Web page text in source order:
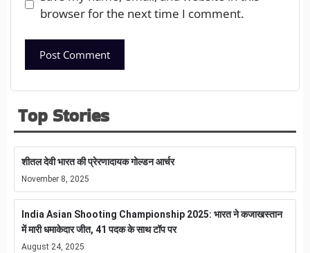
browser for the next time I comment.
Top Stories
शीतल देवी भारत की प्रेरणादायक गोल्डन आर्चर
November 8, 2025
India Asian Shooting Championship 2025: भारत ने कजाखस्तान
में मारी धमाकेदार जीत, 41 पदक के साथ टॉप पर
August 24, 2025